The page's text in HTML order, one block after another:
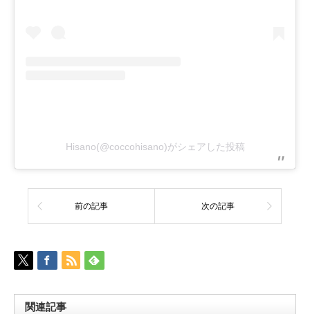
Hisano(@coccohisano)がシェアした投稿
前の記事 次の記事
関連記事